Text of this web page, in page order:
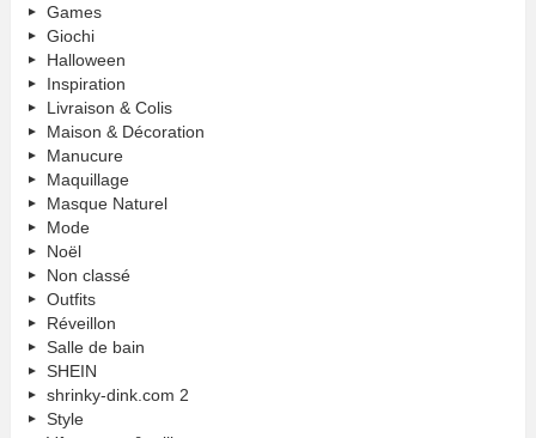
Games
Giochi
Halloween
Inspiration
Livraison & Colis
Maison & Décoration
Manucure
Maquillage
Masque Naturel
Mode
Noël
Non classé
Outfits
Réveillon
Salle de bain
SHEIN
shrinky-dink.com 2
Style